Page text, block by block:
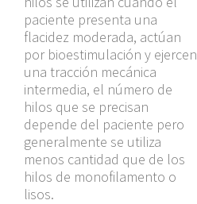
paciente presenta una
flacidez moderada, actúan
por bioestimulación y ejercen
una tracción mecánica
intermedia, el número de
hilos que se precisan
depende del paciente pero
generalmente se utiliza
menos cantidad que de los
hilos de monofilamento o
lisos.